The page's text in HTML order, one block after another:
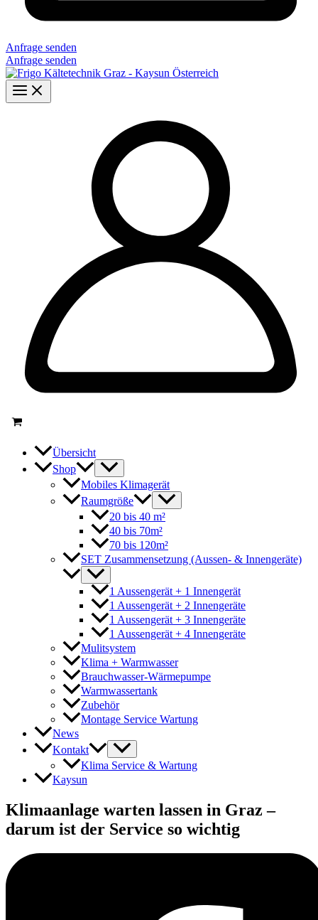
Anfrage senden
Anfrage senden
Übersicht
Shop
Mobiles Klimagerät
Raumgröße
20 bis 40 m²
40 bis 70m²
70 bis 120m²
SET Zusammensetzung (Aussen- & Innengeräte)
1 Aussengerät + 1 Innengerät
1 Aussengerät + 2 Innengeräte
1 Aussengerät + 3 Innengeräte
1 Aussengerät + 4 Innengeräte
Mulitsystem
Klima + Warmwasser
Brauchwasser-Wärmepumpe
Warmwassertank
Zubehör
Montage Service Wartung
News
Kontakt
Klima Service & Wartung
Kaysun
Klimaanlage warten lassen in Graz –
darum ist der Service so wichtig